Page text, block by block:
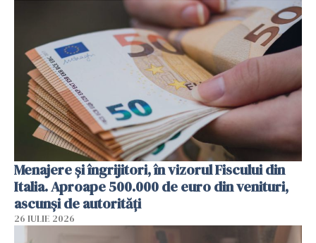
Menajere și îngrijitori, în vizorul Fiscului din
Italia. Aproape 500.000 de euro din venituri,
ascunși de autorități
26 IULIE 2026